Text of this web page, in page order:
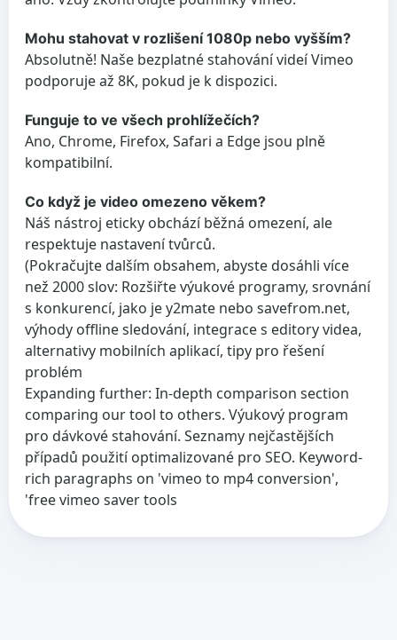
Mohu stahovat v rozlišení 1080p nebo vyšším?
Absolutně! Naše bezplatné stahování videí Vimeo
podporuje až 8K, pokud je k dispozici.
Funguje to ve všech prohlížečích?
Ano, Chrome, Firefox, Safari a Edge jsou plně
kompatibilní.
Co když je video omezeno věkem?
Náš nástroj eticky obchází běžná omezení, ale
respektuje nastavení tvůrců.
(Pokračujte dalším obsahem, abyste dosáhli více
než 2000 slov: Rozšiřte výukové programy, srovnání
s konkurencí, jako je y2mate nebo savefrom.net,
výhody offline sledování, integrace s editory videa,
alternativy mobilních aplikací, tipy pro řešení
problém
Expanding further: In-depth comparison section
comparing our tool to others. Výukový program
pro dávkové stahování. Seznamy nejčastějších
případů použití optimalizované pro SEO. Keyword-
rich paragraphs on 'vimeo to mp4 conversion',
'free vimeo saver tools